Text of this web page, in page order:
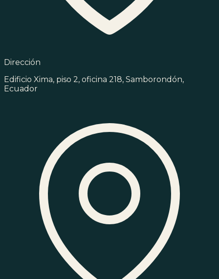
Dirección
Edificio Xima, piso 2, oficina 218, Samborondón,
Ecuador